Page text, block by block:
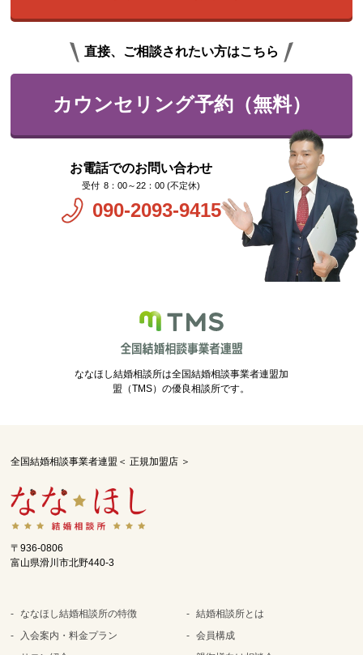
直接、ご相談されたい方はこちら
カウンセリング予約（無料）
お電話でのお問い合わせ
8：00～22：00 (不定休)
090-2093-9415
ななほし結婚相談所は全国結婚相談事業者連盟加
盟（TMS）の優良相談所です。
全国結婚相談事業者連盟＜ 正規加盟店 ＞
〒936-0806
富山県滑川市北野440-3
ななほし結婚相談所の特徴
入会案内・料金プラン
結婚相談所とは
会員構成